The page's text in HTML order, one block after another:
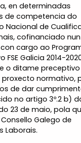
en determinadas
de competencia do
Nacional de
cofinanciado nun
con cargo ao
FSE Galicia 2014-
o ditame
normativo,
de dar
no artigo 3º.2 b)
23 de maio, pola
Galego de
Laborais.